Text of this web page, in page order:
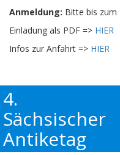
Anmeldung: Bitte bis
Einladung als PDF => HIER
Infos zur Anfahrt => HIER
4.
Sächsischer
Antiketag